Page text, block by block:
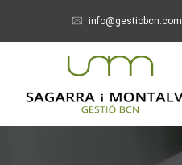
info@gestiobcn.com